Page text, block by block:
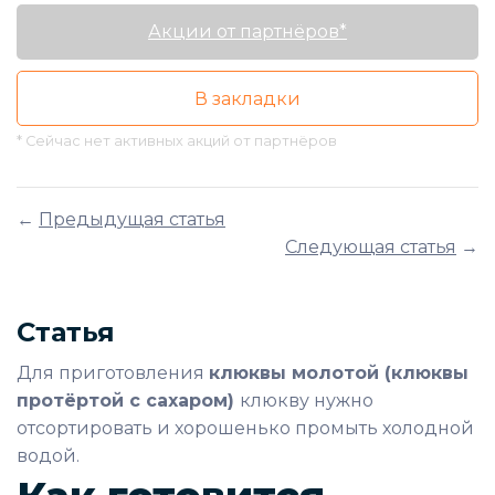
Акции от партнёров*
В закладки
* Сейчас нет активных акций от партнёров
← Предыдущая статья
Следующая статья →
Статья
Для приготовления клюквы молотой (клюквы
протёртой с сахаром) клюкву нужно
отсортировать и хорошенько промыть холодной
водой.